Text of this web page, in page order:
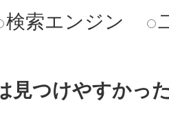
検索エンジン
見つけやすかっ